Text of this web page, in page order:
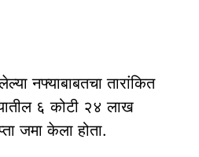
नफ्याबाबतचा तारांकित
६ कोटी २४ लाख
जमा केला होता.